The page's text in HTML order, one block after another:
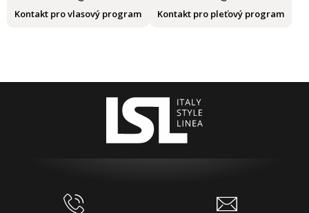
Kontakt pro vlasový program Kontakt pro pleťový program